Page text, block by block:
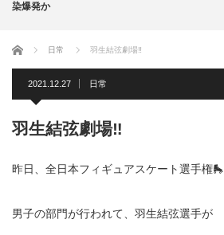
染爆発か
ホーム 日常 羽生結弦劇場‼️
2021.12.27 日常
羽生結弦劇場‼️
昨日、全日本フィギュアスケート選手権🛼
男子の部門が行われて、羽生結弦選手が